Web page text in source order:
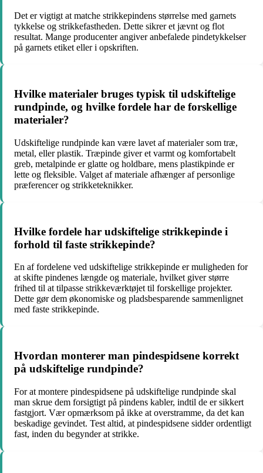
Det er vigtigt at matche strikkepindens størrelse med garnets
tykkelse og strikkefastheden. Dette sikrer et jævnt og flot
resultat. Mange producenter angiver anbefalede pindetykkelser
på garnets etiket eller i opskriften.
Hvilke materialer bruges typisk til udskiftelige
rundpinde, og hvilke fordele har de forskellige
materialer?
Udskiftelige rundpinde kan være lavet af materialer som træ,
metal, eller plastik. Træpinde giver et varmt og komfortabelt
greb, metalpinde er glatte og holdbare, mens plastikpinde er
lette og fleksible. Valget af materiale afhænger af personlige
præferencer og strikketeknikker.
Hvilke fordele har udskiftelige strikkepinde i
forhold til faste strikkepinde?
En af fordelene ved udskiftelige strikkepinde er muligheden for
at skifte pindenes længde og materiale, hvilket giver større
frihed til at tilpasse strikkeværktøjet til forskellige projekter.
Dette gør dem økonomiske og pladsbesparende sammenlignet
med faste strikkepinde.
Hvordan monterer man pindespidsene korrekt
på udskiftelige rundpinde?
For at montere pindespidsene på udskiftelige rundpinde skal
man skrue dem forsigtigt på pindens kabler, indtil de er sikkert
fastgjort. Vær opmærksom på ikke at overstramme, da det kan
beskadige gevindet. Test altid, at pindespidsene sidder ordentligt
fast, inden du begynder at strikke.